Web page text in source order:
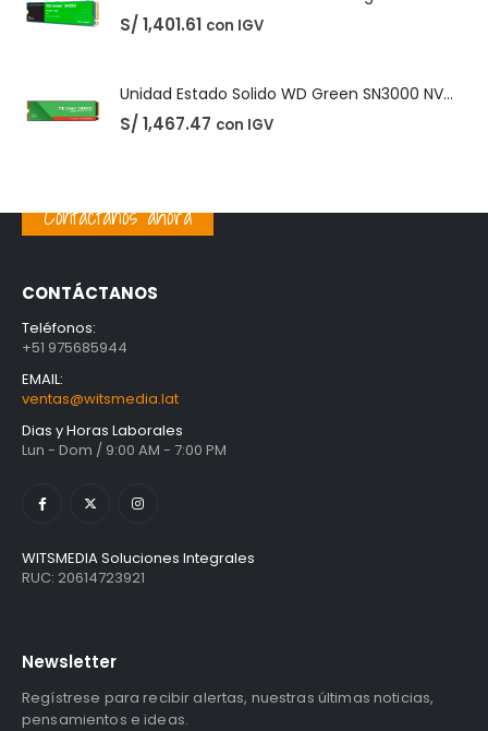
PRODUCTOS MEJOR VALORADOS
Unidad Estado Solido TeamGroup 512GB MS30
S/360.73 con IGV
S/ 1,401.61
Contáctanos ahora
CONTÁCTANOS
Teléfonos:
+51 975685944
EMAIL:
ventas@witsmedia.lat
Dias y Horas Laborales
Lun - Dom / 9:00 AM - 7:00 PM
WITSMEDIA Soluciones Integrales
RUC: 20614723921
Newsletter
Regístrese para recibir alertas, nuestras últimas noticias,
pensamientos e ideas.